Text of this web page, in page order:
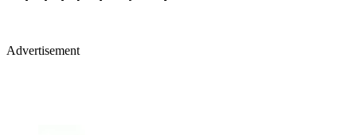
Advertisement